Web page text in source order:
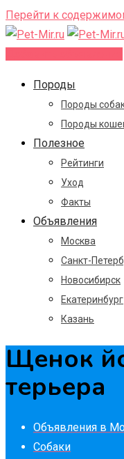
Перейти к
Породы
Породы
Породы
Полезное
Рейтинги
Уход
Факты
Объявления
Москва
Санкт-
Новосибирск
Екатеринбург
Казань
Щенок
терьера
Объявления в
Собаки